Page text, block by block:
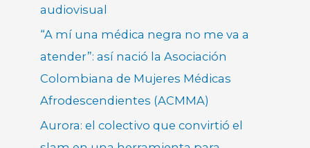
audiovisual
“A mí una médica negra no me va a
atender”: así nació la Asociación
Colombiana de Mujeres Médicas
Afrodescendientes (ACMMA)
Aurora: el colectivo que convirtió el